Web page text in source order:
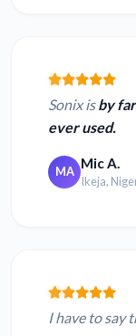
Sonix isby
ever used.
MA Mic A.
Ikeja,
I have to say